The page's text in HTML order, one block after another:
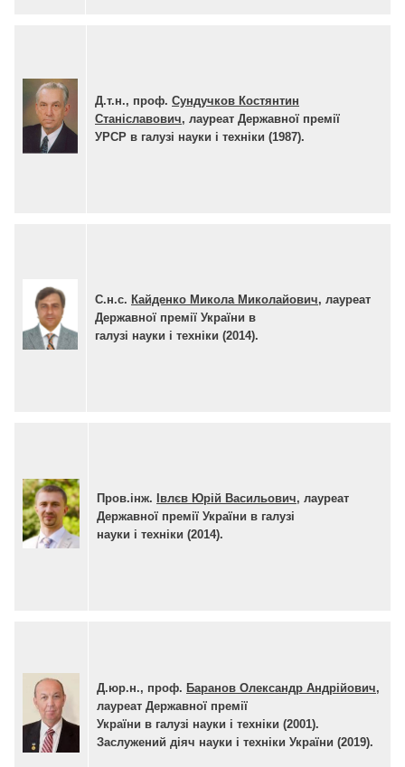
Д.т.н., проф. Сундучков Костянтин
Станіславович, лауреат Державної премії
УРСР в галузі науки і техніки (1987).
С.н.с. Кайденко Микола Миколайович, лауреат
Державної премії України в
галузі науки і техніки (2014).
Пров.інж. Івлєв Юрій Васильович, лауреат
Державної премії України в галузі
науки і техніки (2014).
Д.юр.н., проф. Баранов Олександр Андрійович,
лауреат Державної премії
України в галузі науки і техніки (2001).
Заслужений діяч науки і техніки України (2019).